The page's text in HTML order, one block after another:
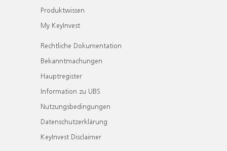
Produktwissen
My KeyInvest
Rechtliche Dokumentation
Bekanntmachungen
Hauptregister
Information zu UBS
Nutzungsbedingungen
Datenschutzerklärung
KeyInvest Disclaimer